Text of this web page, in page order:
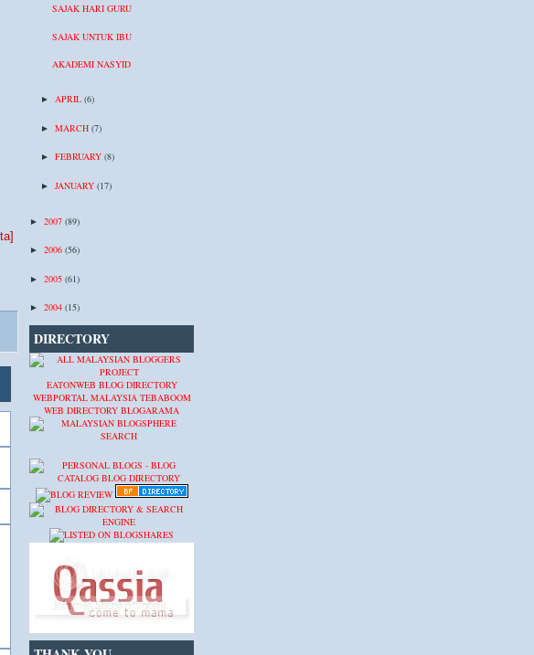
SAJAK HARI GURU
SAJAK UNTUK IBU
AKADEMI NASYID
► APRIL (6)
► MARCH (7)
► FEBRUARY (8)
► JANUARY (17)
► 2007 (89)
► 2006 (56)
► 2005 (61)
► 2004 (15)
DIRECTORY
EATONWEB BLOG DIRECTORY
WEBPORTAL MALAYSIA TEBABOOM
WEB DIRECTORY BLOGARAMA